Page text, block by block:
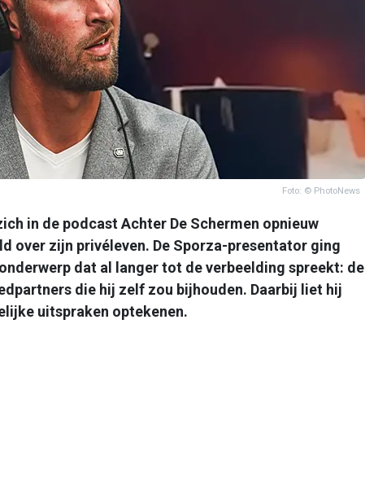
Foto: © PhotoNews
in de podcast Achter De Schermen opnieuw
over zijn privéleven. De Sporza-presentator ging
dat al langer tot de verbeelding spreekt: de
die hij zelf zou bijhouden. Daarbij liet hij
uitspraken optekenen.